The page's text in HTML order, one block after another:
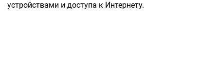
устройствами и доступа к Интернету.